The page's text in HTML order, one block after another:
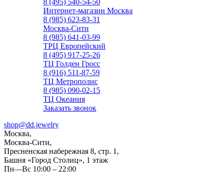
8 (495) 540-54-50
Интернет-магазин Москва
8 (985) 623-83-31
Москва-Сити
8 (985) 641-03-99
ТРЦ Европейский
8 (495) 917-25-26
ТЦ Голден Гросс
8 (916) 511-87-59
ТЦ Метрополис
8 (985) 090-02-15
ТЦ Океания
Заказать звонок
shop@dd.jewelry
Москва,
Москва-Сити,
Пресненская набережная 8, стр. 1,
Башня «Город Столиц», 1 этаж
Пн—Вс 10:00 – 22:00